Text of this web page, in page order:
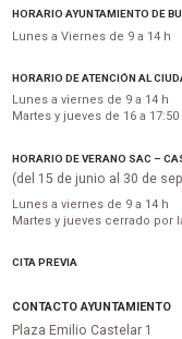
HORARIO AYUNTAMIENTO DE
Lunes a Viernes de 9 a 14 h
HORARIO DE ATENCIÓN AL
Lunes a viernes de 9 a 14 h
Martes y jueves de 16 a 17:50
HORARIO DE VERANO SAC –
(del 15 de junio al 30 de
Lunes a viernes de 9 a 14 h
Martes y jueves cerrado por
CITA PREVIA
CONTACTO AYUNTAMIENTO
Plaza Emilio Castelar 1